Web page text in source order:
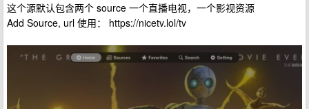
这个源默认包含两个 source 一个直播电视，一个影视资源
Add Source, url 使用： https://nicetv.lol/tv